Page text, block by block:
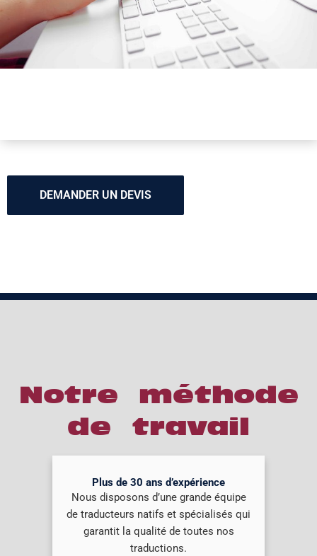
DEMANDER UN DEVIS
Notre méthode
de travail
Plus de 30 ans d’expérience
Nous disposons d’une grande équipe
de traducteurs natifs et spécialisés qui
garantit la qualité de toutes nos
traductions.